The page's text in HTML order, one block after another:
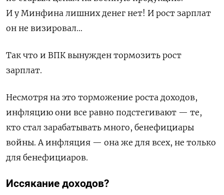
И у Минфина лишних денег нет! И рост зарплат
он не визировал…
Так что и ВПК вынужден тормозить рост
зарплат.
Несмотря на это торможение роста доходов,
инфляцию они все равно подстегивают — те,
кто стал зарабатывать много, бенефициары
войны. А инфляция — она же для всех, не только
для бенефициаров.
Иссякание доходов?